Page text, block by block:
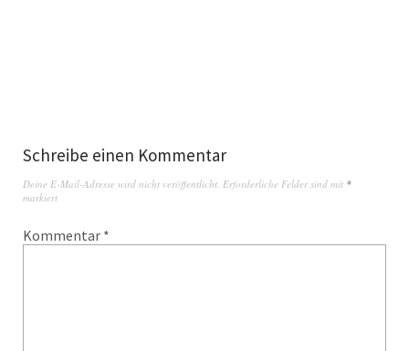
Schreibe einen Kommentar
Deine E-Mail-Adresse wird nicht veröffentlicht. Erforderliche Felder sind mit *
markiert
Kommentar *